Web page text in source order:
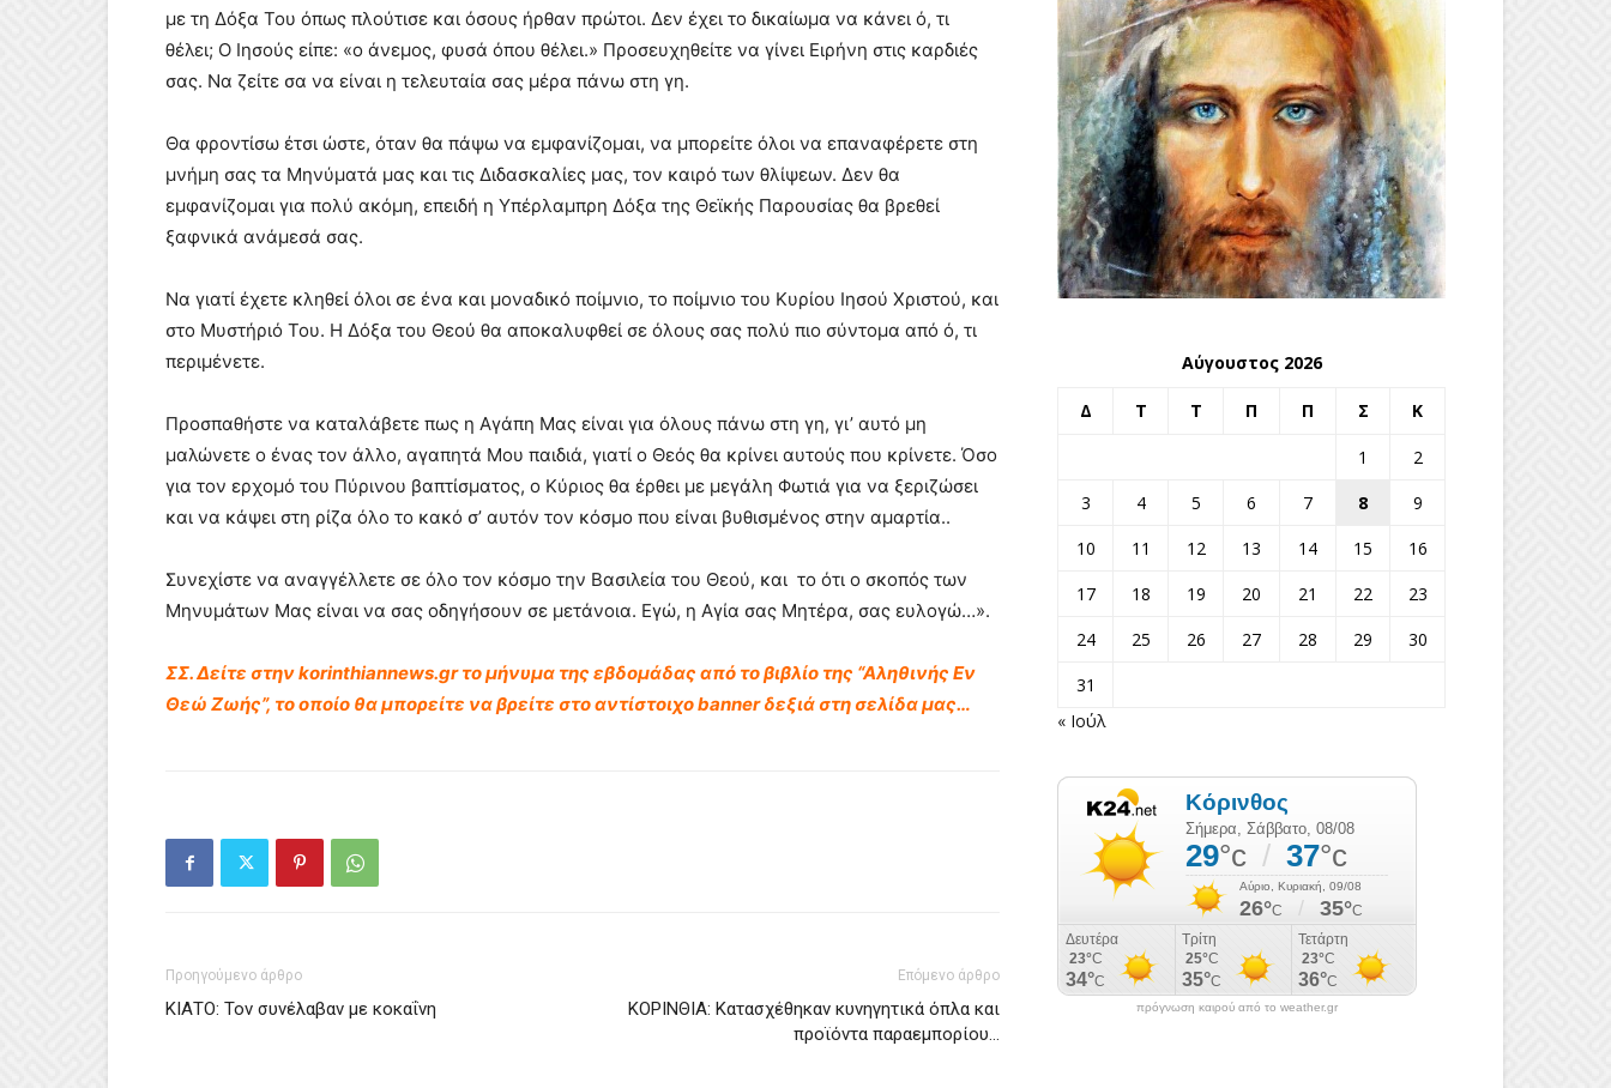
με τη Δόξα Του όπως πλούτισε και όσους ήρθαν πρώτοι. Δεν έχει το δικαίωμα να κάνει ό, τι
θέλει; Ο Ιησούς είπε: «ο άνεμος, φυσά όπου θέλει.» Προσευχηθείτε να γίνει Ειρήνη στις καρδιές
σας. Να ζείτε σα να είναι η τελευταία σας μέρα πάνω στη γη.
Θα φροντίσω έτσι ώστε, όταν θα πάψω να εμφανίζομαι, να μπορείτε όλοι να επαναφέρετε στη
μνήμη σας τα Μηνύματά μας και τις Διδασκαλίες μας, τον καιρό των θλίψεων. Δεν θα
εμφανίζομαι για πολύ ακόμη, επειδή η Υπέρλαμπρη Δόξα της Θεϊκής Παρουσίας θα βρεθεί
ξαφνικά ανάμεσά σας.
Να γιατί έχετε κληθεί όλοι σε ένα και μοναδικό ποίμνιο, το ποίμνιο του Κυρίου Ιησού Χριστού, και
στο Μυστήριό Του. Η Δόξα του Θεού θα αποκαλυφθεί σε όλους σας πολύ πιο σύντομα από ό, τι
περιμένετε.
Προσπαθήστε να καταλάβετε πως η Αγάπη Μας είναι για όλους πάνω στη γη, γι’ αυτό μη
μαλώνετε ο ένας τον άλλο, αγαπητά Μου παιδιά, γιατί ο Θεός θα κρίνει αυτούς που κρίνετε. Όσο
για τον ερχομό του Πύρινου βαπτίσματος, ο Κύριος θα έρθει με μεγάλη Φωτιά για να ξεριζώσει
και να κάψει στη ρίζα όλο το κακό σ’ αυτόν τον κόσμο που είναι βυθισμένος στην αμαρτία..
Συνεχίστε να αναγγέλλετε σε όλο τον κόσμο την Βασιλεία του Θεού, και το ότι ο σκοπός των
Μηνυμάτων Μας είναι να σας οδηγήσουν σε μετάνοια. Εγώ, η Αγία σας Μητέρα, σας ευλογώ…».
ΣΣ. Δείτε στην korinthiannews.gr το μήνυμα της εβδομάδας από το βιβλίο της “Αληθινής Εν
Θεώ Ζωής”, το οποίο θα μπορείτε να βρείτε στο αντίστοιχο banner δεξιά στη σελίδα μας…
Προηγούμενο άρθρο
ΚΙΑΤΟ: Τον συνέλαβαν με κοκαΐνη
Επόμενο άρθρο
ΚΟΡΙΝΘΙΑ: Κατασχέθηκαν κυνηγητικά όπλα και
προϊόντα παραεμπορίου…
Αύγουστος 2026
Δ Τ Τ Π Π Σ Κ
1
2
3
4 5 6 7 8
9
10
11 12 13 14 15
16
17
18 19 20 21 22
23
24
25 26 27 28 29
30
31
« Ιούλ
πρόγνωση καιρού από το weather.gr